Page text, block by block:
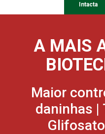
Intacta
A MAIS
Maior
daninhas |